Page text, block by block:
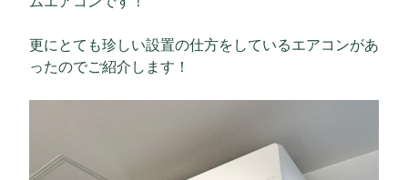
更にとても珍しい設置の仕方をしているエアコンがあ
ったのでご紹介します！